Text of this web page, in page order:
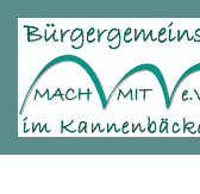
Zum
Inhalt
springen